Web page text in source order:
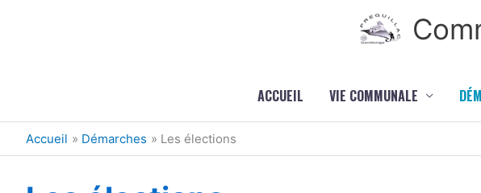
ACCUEIL VIE COMMUNALE
Accueil Démarches Les élections